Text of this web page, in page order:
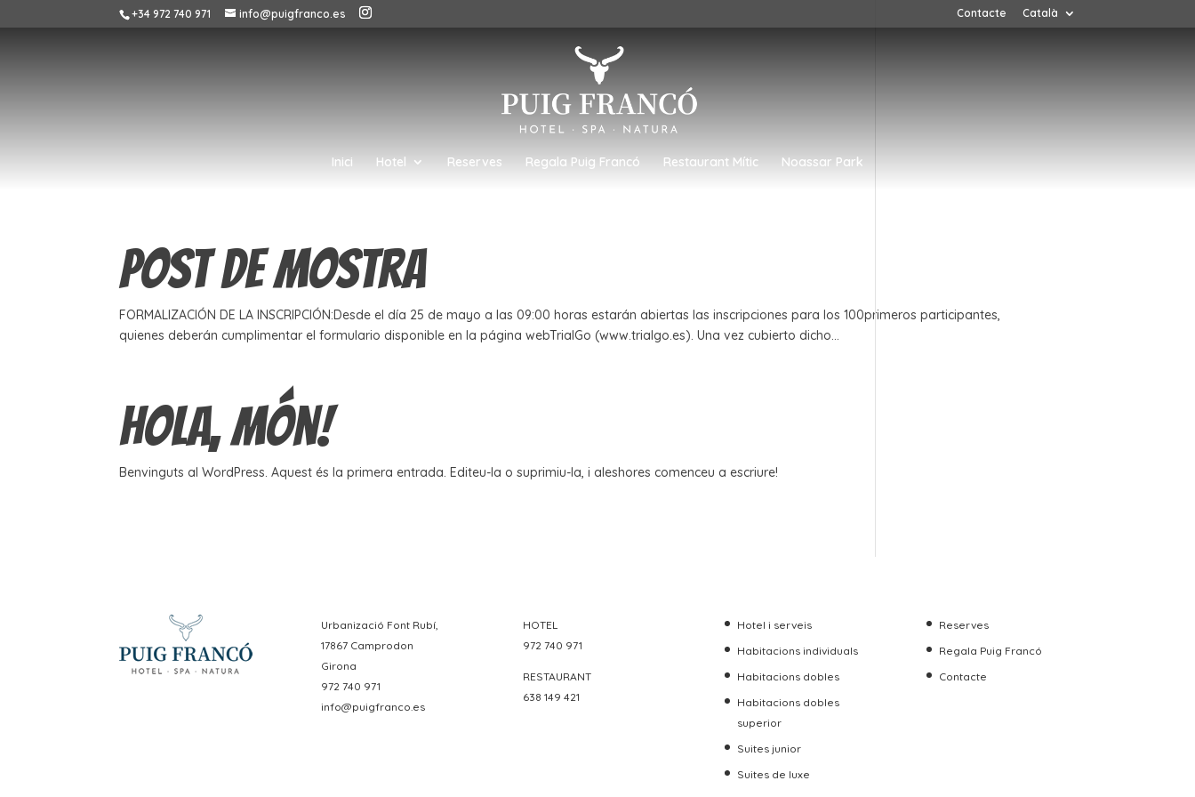
+34 972 740 971 info@puigfranco.es Contacte Català
Inici Hotel Reserves Regala Puig Francó Restaurant Mític Noassar Park
Post de mostra
FORMALIZACIÓN DE LA INSCRIPCIÓN:Desde el día 25 de mayo a las 09:00 horas estarán abiertas las inscripciones para los 100primeros participantes,
quienes deberán cumplimentar el formulario disponible en la página webTrialGo (www.trialgo.es). Una vez cubierto dicho...
Hola, món!
Benvinguts al WordPress. Aquest és la primera entrada. Editeu-la o suprimiu-la, i aleshores comenceu a escriure!
Urbanizació Font Rubí,
17867 Camprodon
Girona
972 740 971
info@puigfranco.es
HOTEL
972 740 971
RESTAURANT
638 149 421
Hotel i serveis
Habitacions individuals
Habitacions dobles
Habitacions dobles
superior
Suites junior
Suites de luxe
Reserves
Regala Puig Francó
Contacte